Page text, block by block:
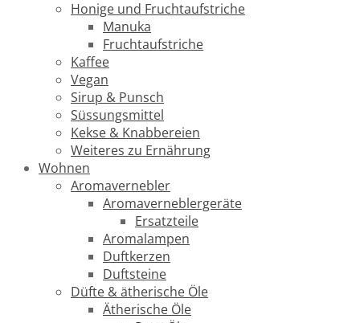
Honige und Fruchtaufstriche
Manuka
Fruchtaufstriche
Kaffee
Vegan
Sirup & Punsch
Süssungsmittel
Kekse & Knabbereien
Weiteres zu Ernährung
Wohnen
Aromavernebler
Aromaverneblergeräte
Ersatzteile
Aromalampen
Duftkerzen
Duftsteine
Düfte & ätherische Öle
Ätherische Öle